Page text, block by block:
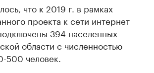
что к 2019 г. в рамках
проекта к сети интернет
394 населенных
области с численностью
500 человек.